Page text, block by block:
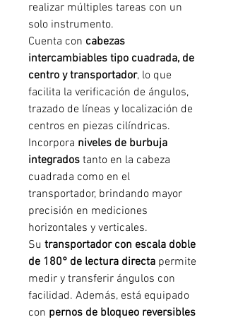
realizar múltiples tareas con un
solo instrumento.
Cuenta con cabezas
intercambiables tipo cuadrada, de
centro y transportador, lo que
facilita la verificación de ángulos,
trazado de líneas y localización de
centros en piezas cilíndricas.
Incorpora niveles de burbuja
integrados tanto en la cabeza
cuadrada como en el
transportador, brindando mayor
precisión en mediciones
horizontales y verticales.
Su transportador con escala doble
de 180° de lectura directa permite
medir y transferir ángulos con
facilidad. Además, está equipado
con pernos de bloqueo reversibles